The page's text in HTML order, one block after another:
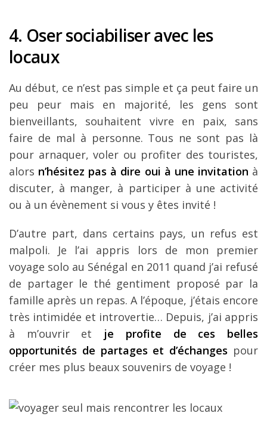
4. Oser sociabiliser avec les
locaux
Au début, ce n’est pas simple et ça peut faire un
peu peur mais en majorité, les gens sont
bienveillants, souhaitent vivre en paix, sans
faire de mal à personne. Tous ne sont pas là
pour arnaquer, voler ou profiter des touristes,
alors n’hésitez pas à dire oui à une invitation à
discuter, à manger, à participer à une activité
ou à un évènement si vous y êtes invité !
D’autre part, dans certains pays, un refus est
malpoli. Je l’ai appris lors de mon premier
voyage solo au Sénégal en 2011 quand j’ai refusé
de partager le thé gentiment proposé par la
famille après un repas. A l’époque, j’étais encore
très intimidée et introvertie… Depuis, j’ai appris
à m’ouvrir et je profite de ces belles
opportunités de partages et d’échanges pour
créer mes plus beaux souvenirs de voyage !